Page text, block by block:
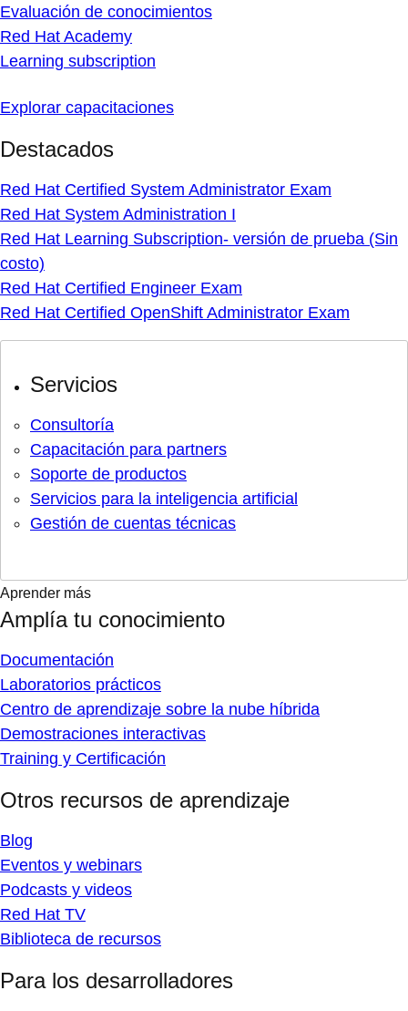
Evaluación de conocimientos
Red Hat Academy
Learning subscription
Explorar capacitaciones
Destacados
Red Hat Certified System Administrator Exam
Red Hat System Administration I
Red Hat Learning Subscription- versión de prueba (Sin
costo)
Red Hat Certified Engineer Exam
Red Hat Certified OpenShift Administrator Exam
Servicios
Consultoría
Capacitación para partners
Soporte de productos
Servicios para la inteligencia artificial
Gestión de cuentas técnicas
Aprender más
Amplía tu conocimiento
Documentación
Laboratorios prácticos
Centro de aprendizaje sobre la nube híbrida
Demostraciones interactivas
Training y Certificación
Otros recursos de aprendizaje
Blog
Eventos y webinars
Podcasts y videos
Red Hat TV
Biblioteca de recursos
Para los desarrolladores